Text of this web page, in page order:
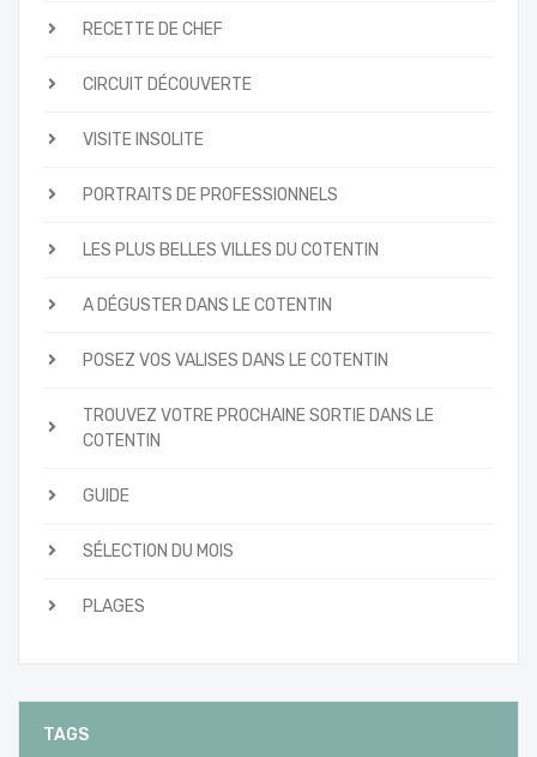
RECETTE DE CHEF
CIRCUIT DÉCOUVERTE
VISITE INSOLITE
PORTRAITS DE PROFESSIONNELS
LES PLUS BELLES VILLES DU COTENTIN
A DÉGUSTER DANS LE COTENTIN
POSEZ VOS VALISES DANS LE COTENTIN
TROUVEZ VOTRE PROCHAINE SORTIE DANS LE
COTENTIN
GUIDE
SÉLECTION DU MOIS
PLAGES
TAGS